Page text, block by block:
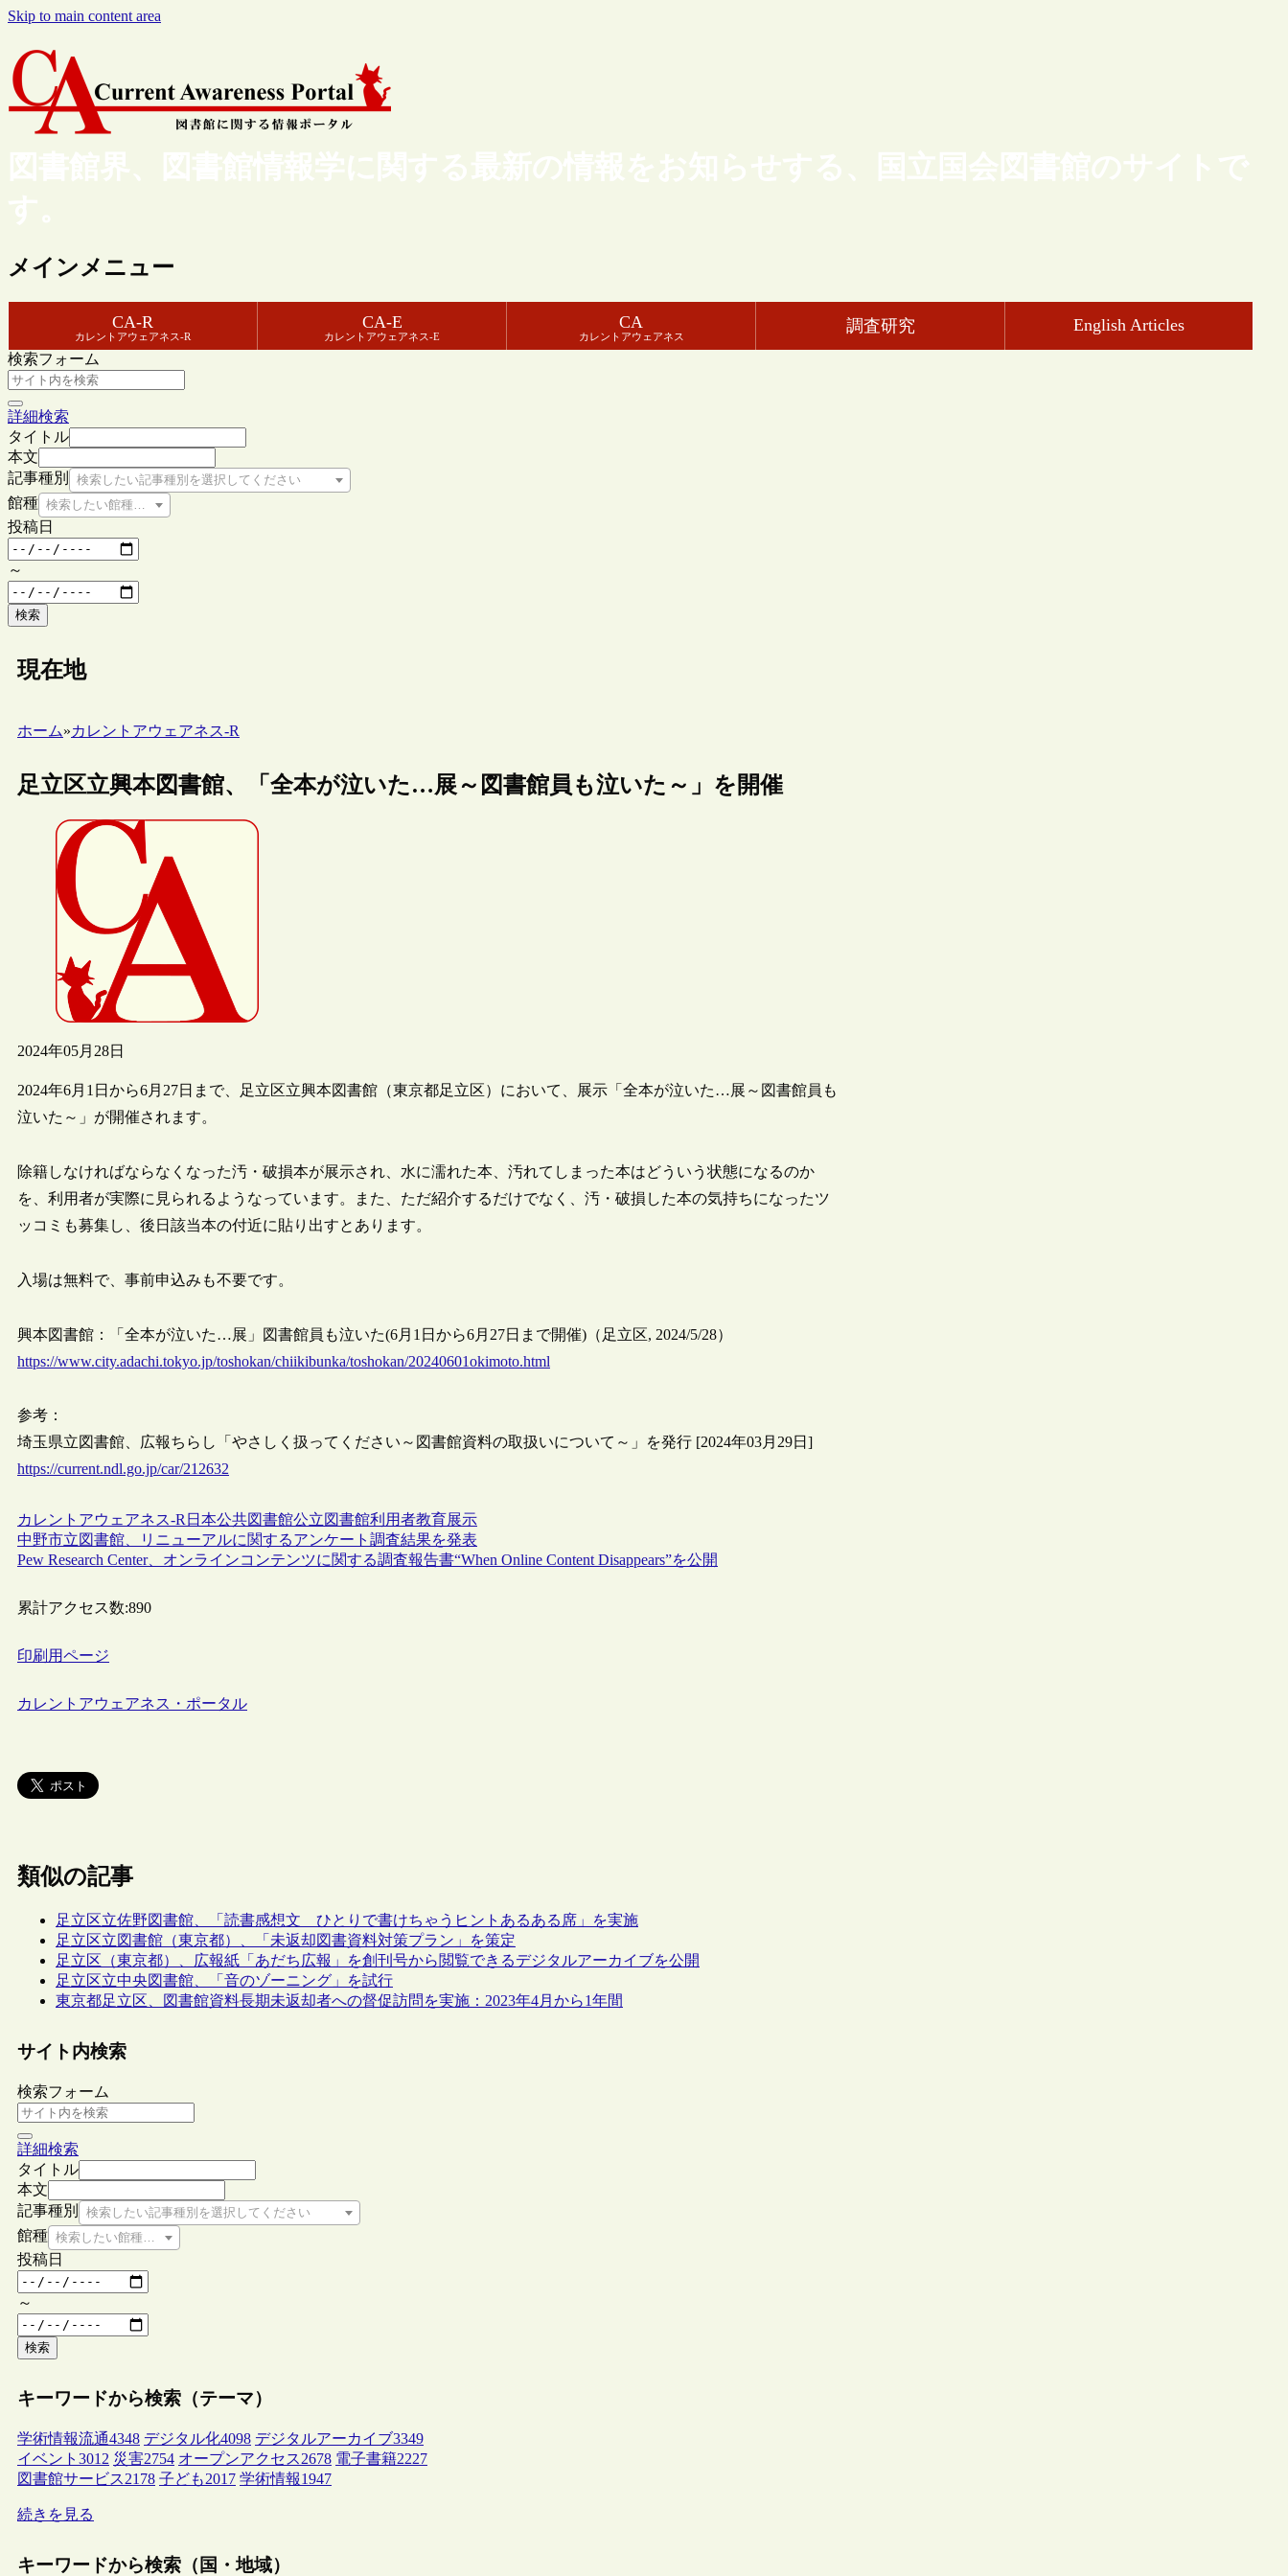
Skip to main content area
図書館界、図書館情報学に関する最新の情報をお知らせする、国立国会図書館のサイトで
す。
メインメニュー
CA-R
カレントアウェアネス-R
CA-E
カレントアウェアネス-E
CA
カレントアウェアネス
調査研究 English Articles
検索フォーム
詳細検索
タイトル
本文
記事種別
検索したい記事種別を選択してください
館種 検索したい館種を選択してください
投稿日
～
検索
現在地
ホーム»カレントアウェアネス-R
足立区立興本図書館、「全本が泣いた…展～図書館員も泣いた～」を開催
2024年05月28日
2024年6月1日から6月27日まで、足立区立興本図書館（東京都足立区）において、展示「全本が泣いた…展～図書館員も
泣いた～」が開催されます。
除籍しなければならなくなった汚・破損本が展示され、水に濡れた本、汚れてしまった本はどういう状態になるのか
を、利用者が実際に見られるようなっています。また、ただ紹介するだけでなく、汚・破損した本の気持ちになったツ
ッコミも募集し、後日該当本の付近に貼り出すとあります。
入場は無料で、事前申込みも不要です。
興本図書館：「全本が泣いた…展」図書館員も泣いた(6月1日から6月27日まで開催)（足立区, 2024/5/28）
https://www.city.adachi.tokyo.jp/toshokan/chiikibunka/toshokan/20240601okimoto.html
参考：
埼玉県立図書館、広報ちらし「やさしく扱ってください～図書館資料の取扱いについて～」を発行 [2024年03月29日]
https://current.ndl.go.jp/car/212632
カレントアウェアネス-R 日本公共図書館公立図書館利用者教育展示
中野市立図書館、リニューアルに関するアンケート調査結果を発表
Pew Research Center、オンラインコンテンツに関する調査報告書“When Online Content Disappears”を公開
累計アクセス数:890
印刷用ページ
カレントアウェアネス・ポータル
類似の記事
足立区立佐野図書館、「読書感想文 ひとりで書けちゃうヒントあるある席」を実施
足立区立図書館（東京都）、「未返却図書資料対策プラン」を策定
足立区（東京都）、広報紙「あだち広報」を創刊号から閲覧できるデジタルアーカイブを公開
足立区立中央図書館、「音のゾーニング」を試行
東京都足立区、図書館資料長期未返却者への督促訪問を実施：2023年4月から1年間
サイト内検索
検索フォーム
詳細検索
タイトル
本文
記事種別
検索したい記事種別を選択してください
館種 検索したい館種を選択してください
投稿日
～
検索
キーワードから検索（テーマ）
学術情報流通4348 デジタル化4098 デジタルアーカイブ3349
イベント 3012 災害2754 オープンアクセス2678 電子書籍2227
図書館サービス2178 子ども2017 学術情報1947
続きを見る
キーワードから検索（国・地域）